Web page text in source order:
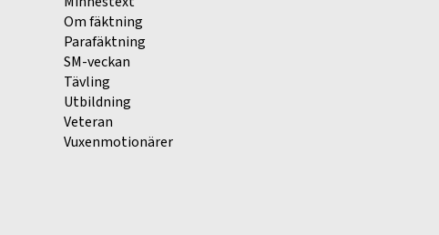
Om fäktning
Parafäktning
SM-veckan
Tävling
Utbildning
Veteran
Vuxenmotionärer